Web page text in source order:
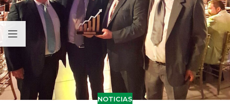
NOTICIAS